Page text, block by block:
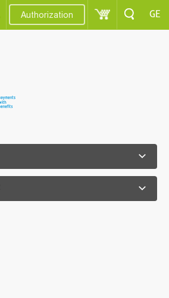
Authorization GE